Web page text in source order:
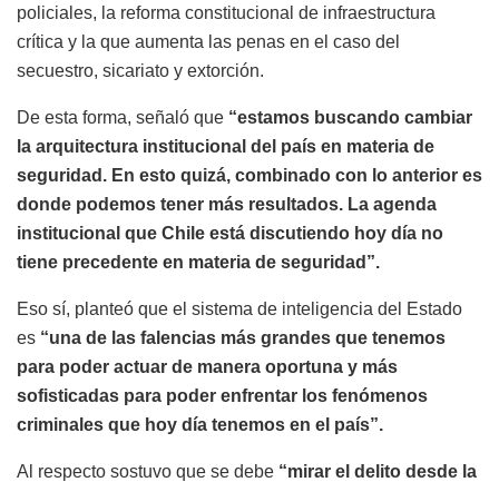
policiales, la reforma constitucional de infraestructura
crítica y la que aumenta las penas en el caso del
secuestro, sicariato y extorción.
De esta forma, señaló que “estamos buscando cambiar
la arquitectura institucional del país en materia de
seguridad. En esto quizá, combinado con lo anterior es
donde podemos tener más resultados. La agenda
institucional que Chile está discutiendo hoy día no
tiene precedente en materia de seguridad”.
Eso sí, planteó que el sistema de inteligencia del Estado
es “una de las falencias más grandes que tenemos
para poder actuar de manera oportuna y más
sofisticadas para poder enfrentar los fenómenos
criminales que hoy día tenemos en el país”.
Al respecto sostuvo que se debe “mirar el delito desde la